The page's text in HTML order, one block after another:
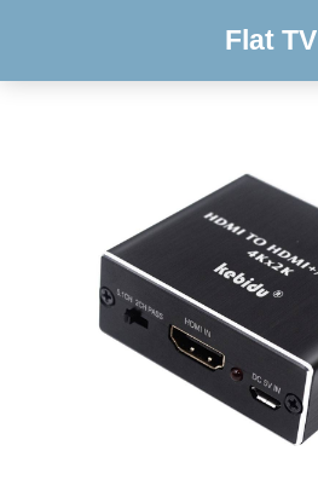
Flat TV